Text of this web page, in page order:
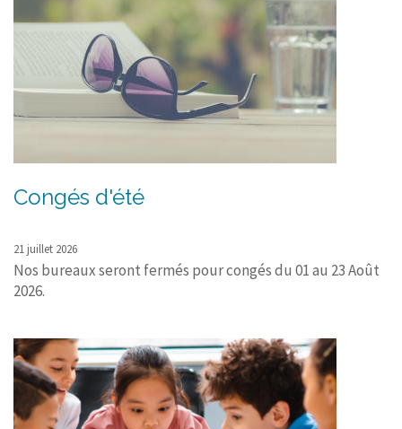
Congés d'été
21 juillet 2026
Nos bureaux seront fermés pour congés du 01 au 23 Août
2026.